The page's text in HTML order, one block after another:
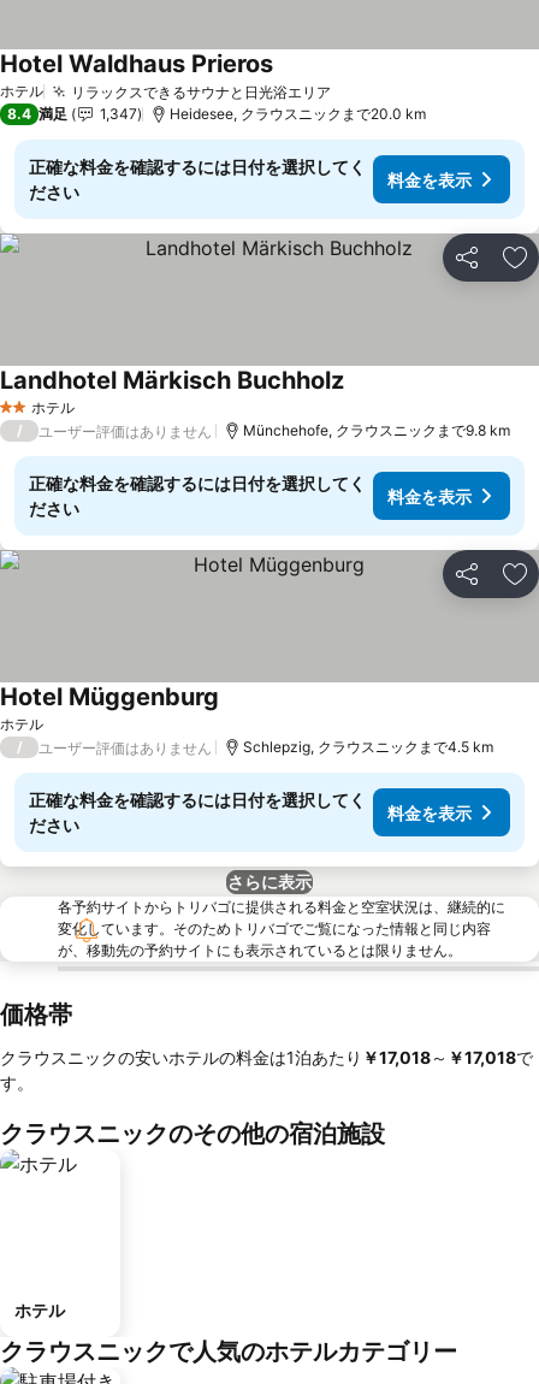
ホテル リラックスできるサウナと日光浴エリア
Hotel Waldhaus Prieros
8.4 満足 1,347 Heidesee, クラウスニックまで20.0 km
正確な料金を確認するには日付を選択してく
ださい
料金を表示
シェア お
2 ホテルのランク
ホテル
Landhotel Märkisch Buchholz
/ ユーザー評価はありません Münchehofe, クラウスニックまで9.8 km
正確な料金を確認するには日付を選択してく
ださい
料金を表示
シェア お
ホテル
Hotel Müggenburg
/ ユーザー評価はありません Schlepzig, クラウスニックまで4.5 km
正確な料金を確認するには日付を選択してく
ださい
料金を表示
さらに表示
各予約サイトからトリバゴに提供される料金と空室状況は、継続的に
変化しています。そのためトリバゴでご覧になった情報と同じ内容
が、移動先の予約サイトにも表示されているとは限りません。
価格帯
クラウスニックの安いホテルの料金は1泊あたり ‎￥17,018～ ‎￥17,018で
す。
クラウスニックのその他の宿泊施設
ホテル
クラウスニックで人気のホテルカテゴリー